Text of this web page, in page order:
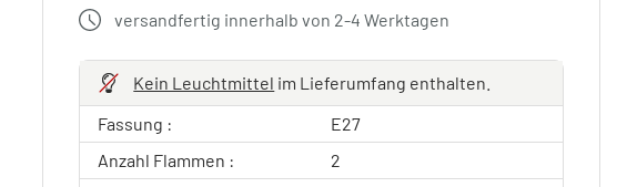
versandfertig innerhalb von 2-4 Werktagen
Kein Leuchtmittel im Lieferumfang enthalten.
Fassung :
E27
Anzahl Flammen :
2